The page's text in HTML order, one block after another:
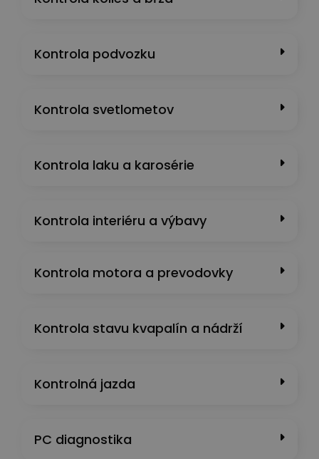
Kontrola podvozku
Kontrola svetlometov
Kontrola laku a karosérie
Kontrola interiéru a výbavy
Kontrola motora a prevodovky
Kontrola stavu kvapalín a nádrží
Kontrolná jazda
PC diagnostika